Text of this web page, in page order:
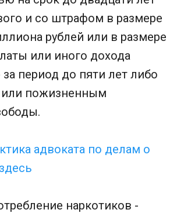
и со штрафом в размере
рублей или в размере
или иного дохода
период до пяти лет либо
или пожизненным
адвоката по делам о
наркотиков -